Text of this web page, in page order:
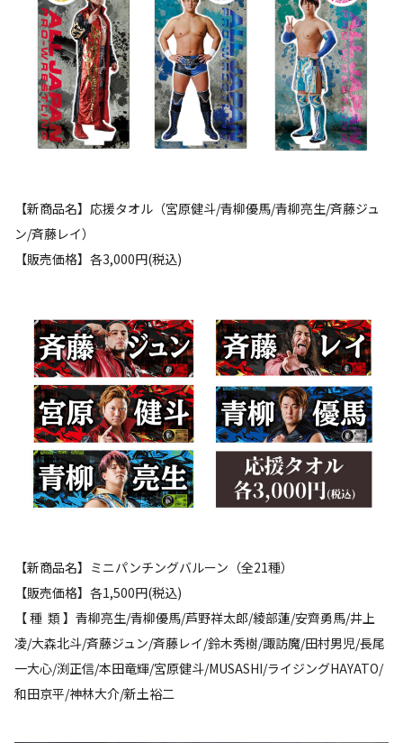
【新商品名】応援タオル（宮原健斗/青柳優馬/青柳亮生/斉藤ジュ
ン/斉藤レイ）
【販売価格】各3,000円(税込)
【新商品名】ミニパンチングバルーン（全21種）
【販売価格】各1,500円(税込)
【 種 類 】青柳亮生/青柳優馬/芦野祥太郎/綾部蓮/安齊勇馬/井上
凌/大森北斗/斉藤ジュン/斉藤レイ/鈴木秀樹/諏訪魔/田村男児/長尾
一大心/渕正信/本田竜輝/宮原健斗/MUSASHI/ライジングHAYATO/
和田京平/神林大介/新土裕二